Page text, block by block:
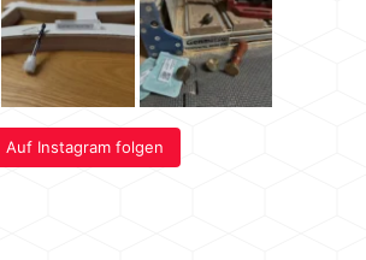
Auf Instagram folgen